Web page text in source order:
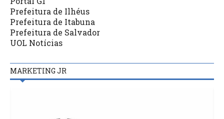
Prefeitura de Ilhéus
Prefeitura de Itabuna
Prefeitura de Salvador
UOL Notícias
MARKETING JR